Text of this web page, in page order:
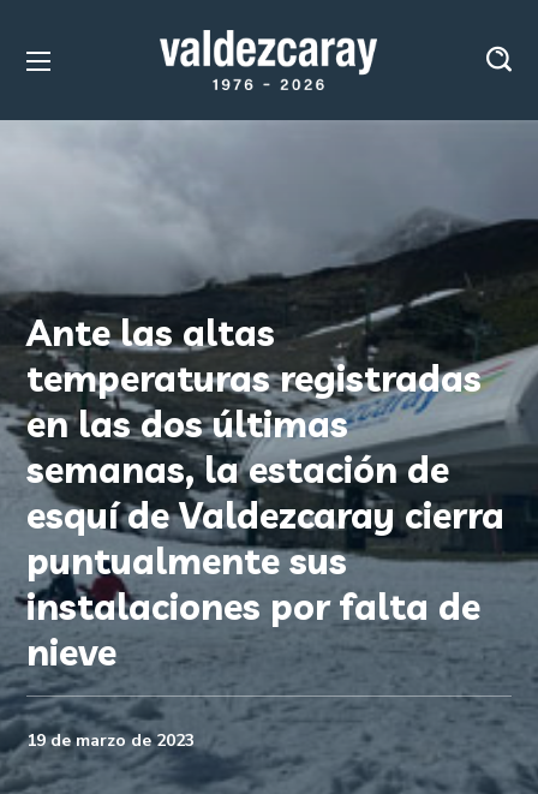
Ante las altas
temperaturas registradas
en las dos últimas
semanas, la estación de
esquí de Valdezcaray cierra
puntualmente sus
instalaciones por falta de
nieve
19 de marzo de 2023